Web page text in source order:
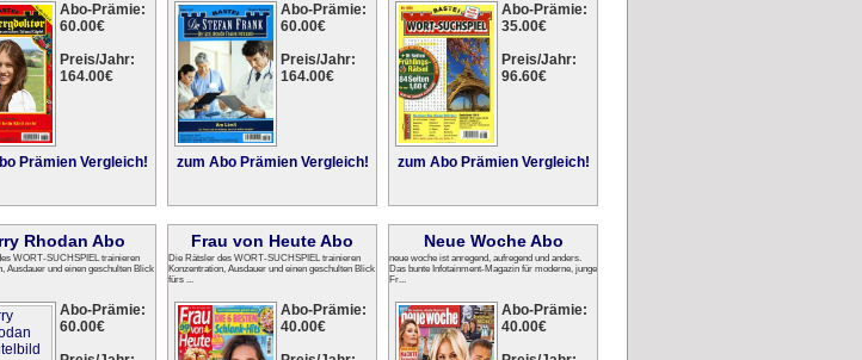
Abo-Prämie:
60.00€
Preis/Jahr:
164.00€
Prämien Vergleich!
Abo-Prämie:
60.00€
Preis/Jahr:
164.00€
zum Abo Prämien Vergleich!
Abo-Prämie:
35.00€
Preis/Jahr:
96.60€
zum Abo Prämien Vergleich!
Rhodan Abo
WORT-SUCHSPIEL trainieren
Ausdauer und einen geschulten Blick
Abo-Prämie:
60.00€
Frau von Heute Abo
Die Rätsler des WORT-SUCHSPIEL trainieren
Konzentration, Ausdauer und einen geschulten Blick
fürs ...
Abo-Prämie:
40.00€
Neue Woche Abo
neue woche ist anregend, aufregend und anders.
Das bunte Infotainment-Magazin für moderne, junge
Fr...
Abo-Prämie:
40.00€